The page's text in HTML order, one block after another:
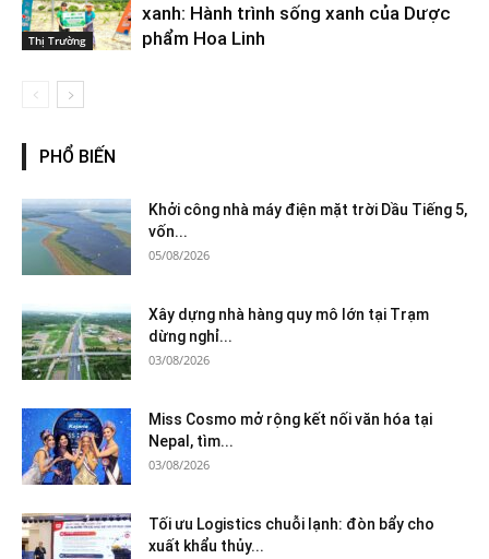
Thị Trường
xanh: Hành trình sống xanh của Dược
phẩm Hoa Linh
PHỔ BIẾN
Khởi công nhà máy điện mặt trời Dầu Tiếng 5,
vốn...
05/08/2026
Xây dựng nhà hàng quy mô lớn tại Trạm
dừng nghỉ...
03/08/2026
Miss Cosmo mở rộng kết nối văn hóa tại
Nepal, tìm...
03/08/2026
Tối ưu Logistics chuỗi lạnh: đòn bẩy cho
xuất khẩu thủy...